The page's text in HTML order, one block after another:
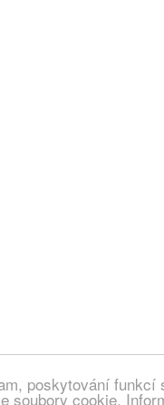
poskytování
soubory cookie.